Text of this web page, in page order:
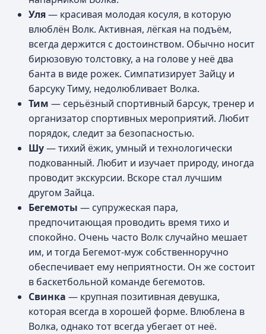
Уля— красивая молодая косуля, в которую
влюблён Волк. Активная, лёгкая на подъём,
всегда держится с достоинством. Обычно носит
бирюзовую толстовку, а на голове у неё два
банта в виде рожек. Симпатизирует Зайцу и
барсуку Тиму, недолюбливает Волка.
Тим — серьёзный спортивный барсук, тренер и
организатор спортивных мероприятий. Любит
порядок, следит за безопасностью.
Шу— тихий ёжик, умный и технологически
подкованный. Любит и изучает природу, иногда
проводит экскурсии. Вскоре стал лучшим
другом Зайца.
Бегемоты — супружеская пара,
предпочитающая проводить время тихо и
спокойно. Очень часто Волк случайно мешает
им, и тогда Бегемот-муж собственноручно
обеспечивает ему неприятности. Он же состоит
в баскетбольной команде бегемотов.
Свинка — крупная позитивная девушка,
которая всегда в хорошей форме. Влюблена в
Волка, однако тот всегда убегает от неё.